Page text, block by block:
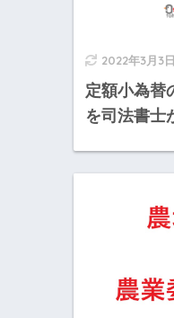
2022年3月3日
定額小為替
を司法書士